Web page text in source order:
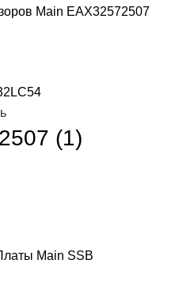
Main EAX32572507
(1)
Main SSB